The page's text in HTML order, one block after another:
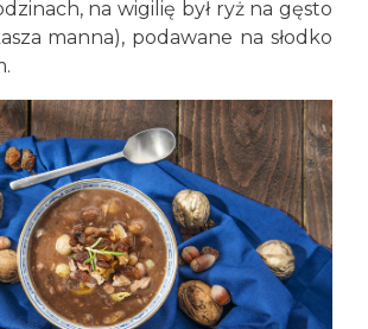
na wigilię był ryż na gęsto
manna), podawane na słodko